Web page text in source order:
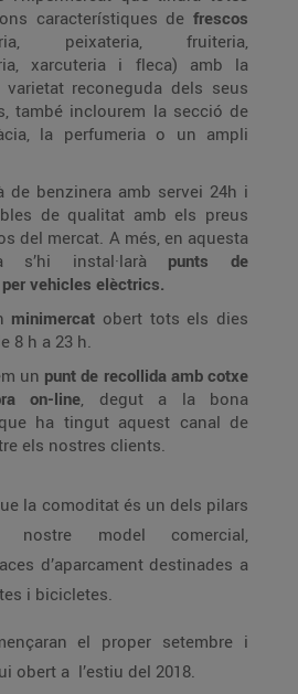
característiques de frescos
peixateria, fruiteria,
xarcuteria i fleca) amb la
reconeguda dels seus
també inclourem la secció de
la perfumeria o un ampli
de benzinera amb servei 24h i
de qualitat amb els preus
del mercat. A més, en aquesta
s’hi instal·larà punts de
vehicles elèctrics.
minimercat obert tots els dies
8 h a 23 h.
un punt de recollida amb cotxe
on-line, degut a la bona
ha tingut aquest canal de
els nostres clients.
la comoditat és un dels pilars
nostre model comercial,
d’aparcament destinades a
i bicicletes.
el proper setembre i
obert a l’estiu del 2018.